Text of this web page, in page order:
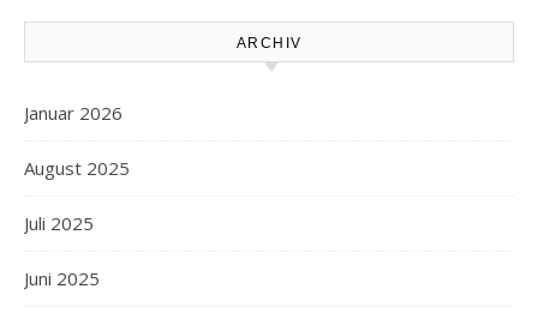
ARCHIV
Januar 2026
August 2025
Juli 2025
Juni 2025